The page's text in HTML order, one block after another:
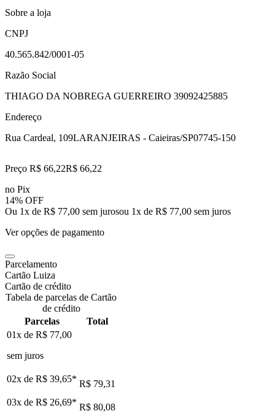
Sobre a loja
CNPJ
40.565.842/0001-05
Razão Social
THIAGO DA NOBREGA GUERREIRO 39092425885
Endereço
Rua Cardeal, 109LARANJEIRAS - Caieiras/SP07745-150
Preço R$ 66,22R$ 66,22
no Pix
14% OFF
Ou 1x de R$ 77,00 sem jurosou 1x de R$ 77,00 sem juros
Ver opções de pagamento
Parcelamento
Cartão Luiza
Cartão de crédito
Tabela de parcelas de Cartão
de crédito
Parcelas
Total
01x de R$ 77,00
sem juros
02x de R$ 39,65* R$ 79,31
03x de R$ 26,69* R$ 80,08